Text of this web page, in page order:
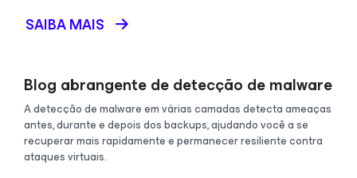
SAIBA MAIS
Blog abrangente de detecção de malware
A detecção de malware em várias camadas detecta ameaças
antes, durante e depois dos backups, ajudando você a se
recuperar mais rapidamente e permanecer resiliente contra
ataques virtuais.